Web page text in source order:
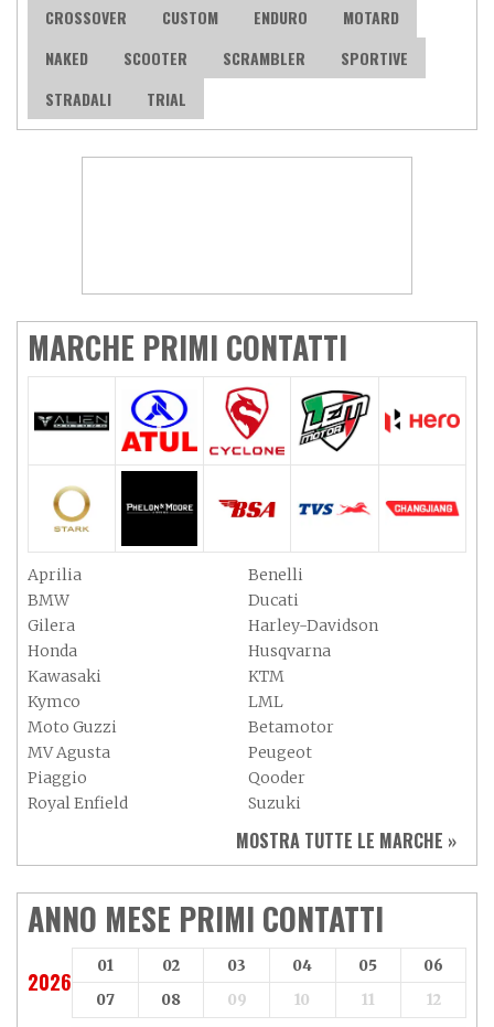
CROSSOVER CUSTOM ENDURO
MOTARD
NAKED
SCOOTER SCRAMBLER
SPORTIVE
STRADALI
TRIAL
MARCHE PRIMI CONTATTI
Aprilia
Benelli
BMW
Ducati
Gilera
Harley-Davidson
Honda
Husqvarna
Kawasaki
KTM
Kymco
LML
Moto Guzzi
Betamotor
MV Agusta
Peugeot
Piaggio
Qooder
Royal Enfield
Suzuki
Triumph
Yamaha
Aeon
Aspes
Axy
Baotian
MOSTRA TUTTE LE MARCHE »
ANNO MESE PRIMI CONTATTI
2026
01 02 03 04 05
06
07
08 09 10 11 12